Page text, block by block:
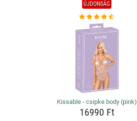
ÚJDONSÁG
Kissable - csipke body (pink)
16990 Ft